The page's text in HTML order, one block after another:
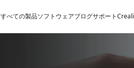
すべての製品ソフトウェアブログサポート